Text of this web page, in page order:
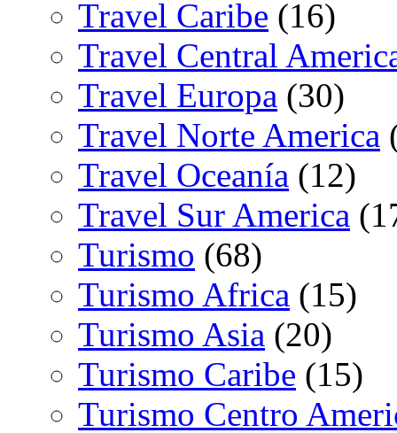
Travel Caribe (16)
Travel Central
Travel Europa (30)
Travel Norte America
Travel Oceanía (12)
Travel Sur America
Turismo (68)
Turismo Africa (15)
Turismo Asia (20)
Turismo Caribe (15)
Turismo Centro